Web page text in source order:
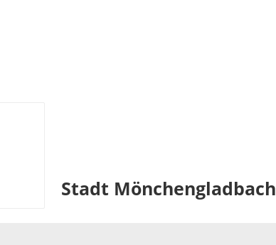
Stadt Mönchengladbach